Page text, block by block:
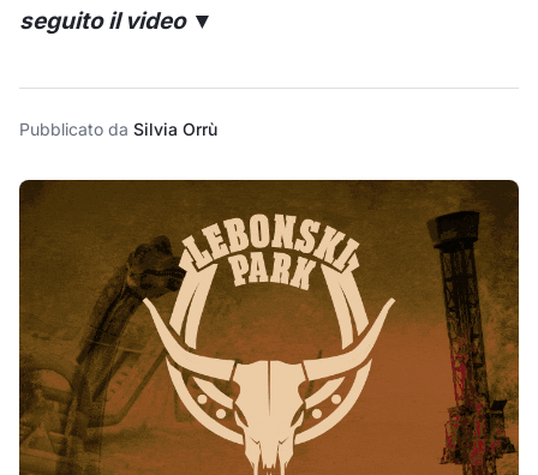
seguito il video ▼
Pubblicato da Silvia Orrù